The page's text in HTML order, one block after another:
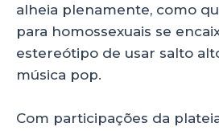
alheia plenamente, como
para homossexuais se
estereótipo de usar salto
música pop.
Com participações da